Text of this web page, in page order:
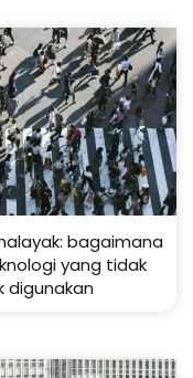
bagaimana
yang tidak
digunakan